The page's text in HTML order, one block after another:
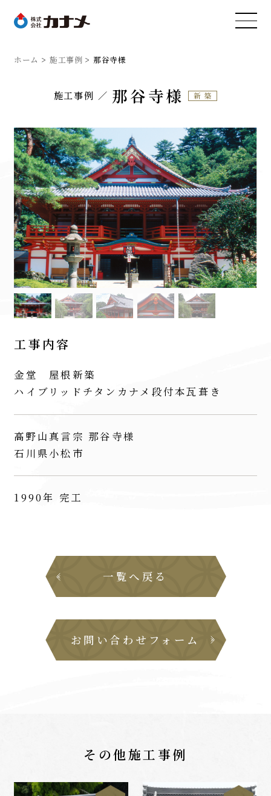
ホーム 施工事例 那谷寺様
施工事例 那谷寺様 新築
工事内容
金堂 屋根新築
ハイブリッドチタンカナメ段付本瓦葺き
高野山真言宗 那谷寺様
石川県小松市
1990年 完工
一覧へ戻る
お問い合わせフォーム
その他施工事例